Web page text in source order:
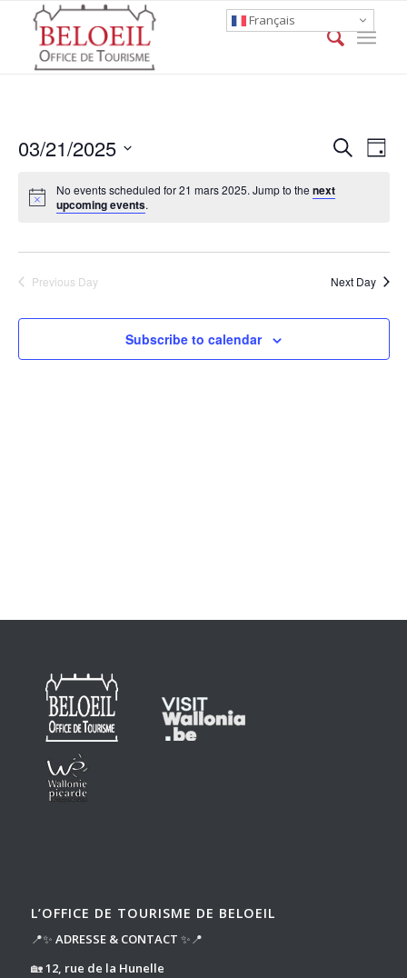
Events
and
Search
Day
03/21/2025
date.
No events scheduled for 21 mars 2025. Jump to thenext
upcoming events.
Previous Day Next Day
Subscribe to calendar
L’OFFICE DE TOURISME DE BELOEIL
📍✨ ADRESSE & CONTACT ✨📍
🏡12, rue de la Hunelle
Français